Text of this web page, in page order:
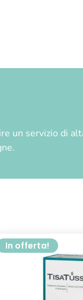
un servizio di
In offerta!